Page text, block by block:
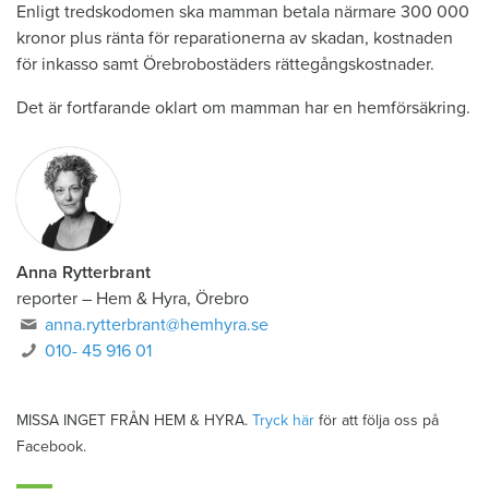
Enligt tredskodomen ska mamman betala närmare 300 000
kronor plus ränta för reparationerna av skadan, kostnaden
för inkasso samt Örebrobostäders rättegångskostnader.
Det är fortfarande oklart om mamman har en hemförsäkring.
Anna Rytterbrant
reporter – Hem & Hyra, Örebro
anna.rytterbrant@hemhyra.se
010- 45 916 01
MISSA INGET FRÅN HEM & HYRA. Tryck här för att följa oss på
Facebook.